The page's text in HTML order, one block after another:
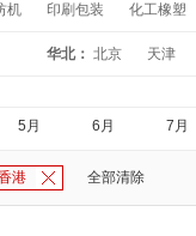
机 印刷包装 化工橡塑
华北： 北京 天津
5月 6月 7月
港 全部清除